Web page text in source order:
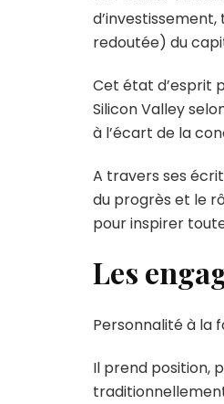
redoutée) du
Cet état d’esprit
Silicon Valley
à l’écart de la
A travers ses
du progrès et le
pour inspirer
Les
Personnalité à la
Il prend position,